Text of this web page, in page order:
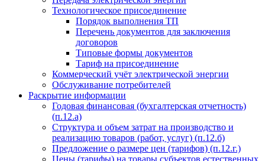
Технологическое присоединение
Порядок выполнения ТП
Перечень документов для заключения
договоров
Типовые формы документов
Тариф на присоединение
Коммерческий учёт электрической энергии
Обслуживание потребителей
Раскрытие информации
Годовая финансовая (бухгалтерская отчетность)
(п.12.а)
Структура и объем затрат на производство и
реализацию товаров (работ, услуг) (п.12.б)
Предложение о размере цен (тарифов) (п.12.г.)
Цены (тарифы) на товары субъектов естественных